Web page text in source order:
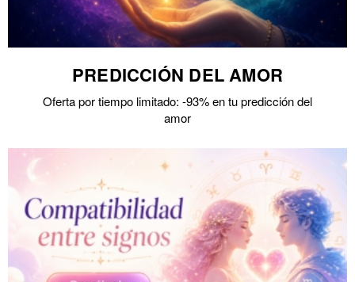
PREDICCIÓN DEL AMOR
Oferta por tiempo limitado: -93% en tu predicción del
amor